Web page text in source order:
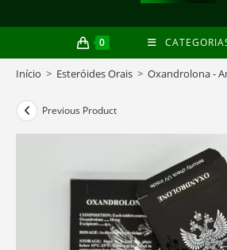
0
Início > Esteróides Orais > Oxandrolona -
Previous Product